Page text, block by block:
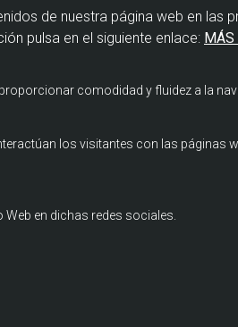
de nuestra página web en las
pulsa en el siguiente enlace: MÁS
comodidad y fluidez a la
los visitantes con las
en dichas redes sociales.